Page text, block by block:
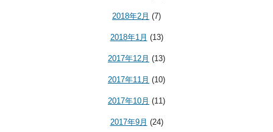
2018年2月 (7)
2018年1月 (13)
2017年12月 (13)
2017年11月 (10)
2017年10月 (11)
2017年9月 (24)